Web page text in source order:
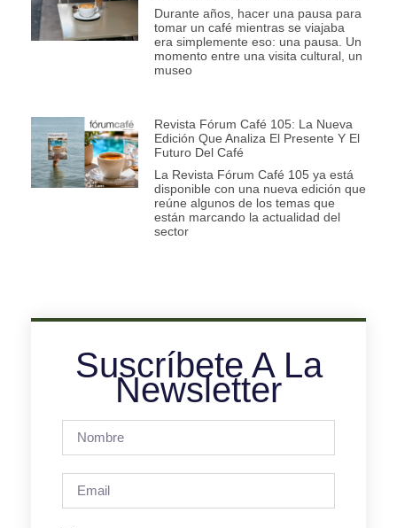
Durante años, hacer una pausa para
tomar un café mientras se viajaba
era simplemente eso: una pausa. Un
momento entre una visita cultural, un
museo
Revista Fórum Café 105: La Nueva
Edición Que Analiza El Presente Y El
Futuro Del Café
La Revista Fórum Café 105 ya está
disponible con una nueva edición que
reúne algunos de los temas que
están marcando la actualidad del
sector
Suscríbete A La
Newsletter